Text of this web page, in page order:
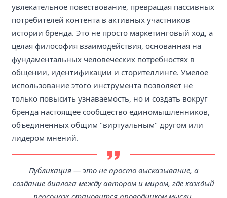
увлекательное повествование, превращая пассивных
потребителей контента в активных участников
истории бренда. Это не просто маркетинговый ход, а
целая философия взаимодействия, основанная на
фундаментальных человеческих потребностях в
общении, идентификации и сторителлинге. Умелое
использование этого инструмента позволяет не
только повысить узнаваемость, но и создать вокруг
бренда настоящее сообщество единомышленников,
объединенных общим "виртуальным" другом или
лидером мнений.
Публикация — это не просто высказывание, а
создание диалога между автором и миром, где каждый